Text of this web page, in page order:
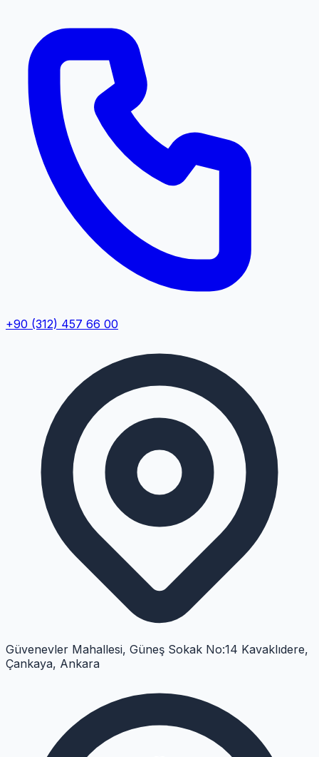
+90 (312) 457 66 00
Güvenevler Mahallesi, Güneş Sokak No:14 Kavaklıdere,
Çankaya, Ankara